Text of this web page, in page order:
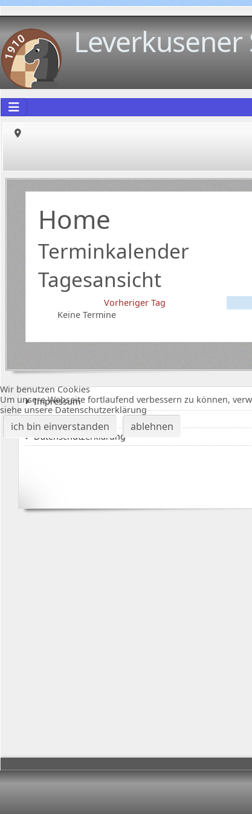
Leverkusener
Home
Terminkalender
Tagesansicht
Vorheriger Tag
Keine Termine
Impressum
Karte Bürgerhalle
Datenschutzerklärung
Wir benutzen Cookies
Um unsere Webseite fortlaufend verbessern zu können,
siehe unsere Datenschutzerklärung
ich bin einverstanden ablehnen